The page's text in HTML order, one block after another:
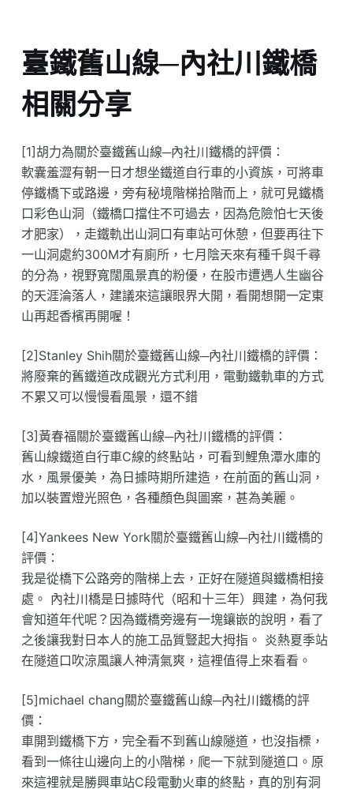
臺鐵舊山線─內社川鐵橋
相關分享
[1]胡力為關於臺鐵舊山線─內社川鐵橋的評價：
軟囊羞澀有朝一日才想坐鐵道自行車的小資族，可將車
停鐵橋下或路邊，旁有秘境階梯拾階而上，就可見鐵橋
口彩色山洞（鐵橋口擋住不可過去，因為危險怕七天後
才肥家），走鐵軌出山洞口有車站可休憩，但要再往下
一山洞處約300M才有廁所，七月陰天來有種千與千尋
的分為，視野寬闊風景真的粉優，在股市遭遇人生幽谷
的天涯淪落人，建議來這讓眼界大開，看開想開一定東
山再起香檳再開喔！
[2]Stanley Shih關於臺鐵舊山線─內社川鐵橋的評價：
將廢棄的舊鐵道改成觀光方式利用，電動鐵軌車的方式
不累又可以慢慢看風景，還不錯
[3]黃春福關於臺鐵舊山線─內社川鐵橋的評價：
舊山線鐵道自行車C線的終點站，可看到鯉魚潭水庫的
水，風景優美，為日據時期所建造，在前面的舊山洞，
加以裝置燈光照色，各種顏色與圖案，甚為美麗。
[4]Yankees New York關於臺鐵舊山線─內社川鐵橋的
評價：
我是從橋下公路旁的階梯上去，正好在隧道與鐵橋相接
處。 內社川橋是日據時代（昭和十三年）興建，為何我
會知道年代呢？因為鐵橋旁邊有一塊鑲嵌的說明，看了
之後讓我對日本人的施工品質豎起大拇指。 炎熱夏季站
在隧道口吹涼風讓人神清氣爽，這裡值得上來看看。
[5]michael chang關於臺鐵舊山線─內社川鐵橋的評
價：
車開到鐵橋下方，完全看不到舊山線隧道，也沒指標，
看到一條往山邊向上的小階梯，爬一下就到隧道口。原
來這裡就是勝興車站C段電動火車的終點，真的別有洞